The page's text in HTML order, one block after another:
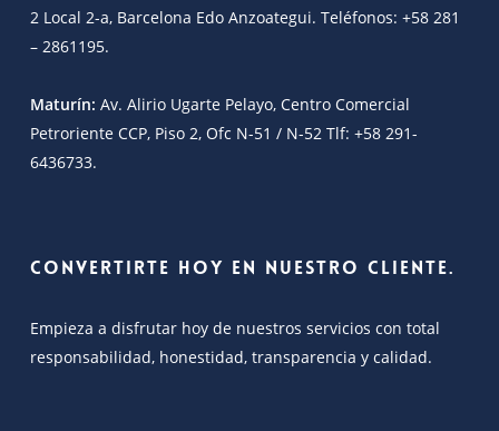
2 Local 2-a, Barcelona Edo Anzoategui. Teléfonos: +58 281
– 2861195.
Maturín: Av. Alirio Ugarte Pelayo, Centro Comercial
Petroriente CCP, Piso 2, Ofc N-51 / N-52 Tlf: +58 291-
6436733.
Convertirte hoy en nuestro cliente.
Empieza a disfrutar hoy de nuestros servicios con total
responsabilidad, honestidad, transparencia y calidad.